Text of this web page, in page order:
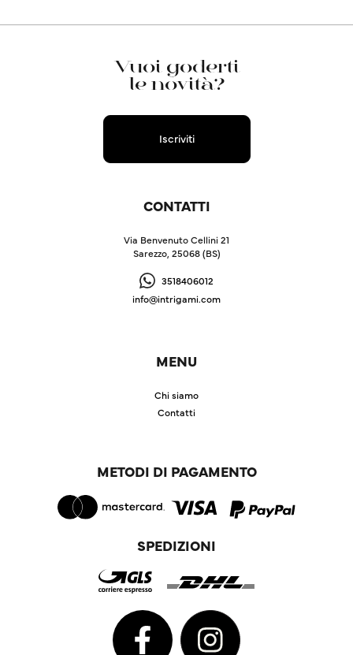
Vuoi goderti
le novità?
Iscriviti
CONTATTI
Via Benvenuto Cellini 21
Sarezzo, 25068 (BS)
3518406012
info@intrigami.com
MENU
Chi siamo
Contatti
METODI DI PAGAMENTO
SPEDIZIONI